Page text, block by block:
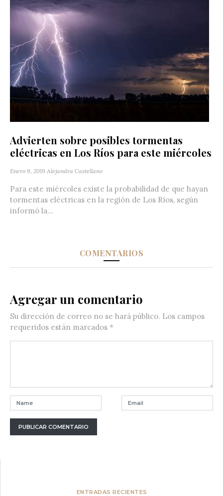
Advierten sobre posibles tormentas
eléctricas en Los Ríos para este miércoles
Enero 9, 2019 Alejandra Castellano
Para este miércoles existe la probabilidad de que hayan
tormentas eléctricas en la región de Los Ríos, según
informó la...
COMENTARIOS
Agregar un comentario
Su dirección de correo no se hará público. Los campos
requeridos están marcados *
ENTRADAS RECIENTES